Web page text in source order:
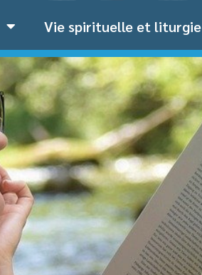
Vie spirituelle et liturgie